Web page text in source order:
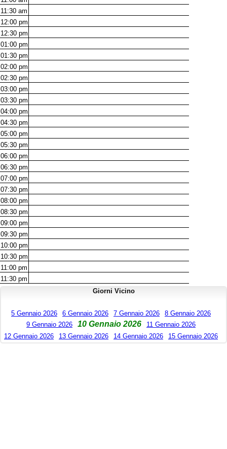
11:30 am
12:00 pm
12:30 pm
01:00 pm
01:30 pm
02:00 pm
02:30 pm
03:00 pm
03:30 pm
04:00 pm
04:30 pm
05:00 pm
05:30 pm
06:00 pm
06:30 pm
07:00 pm
07:30 pm
08:00 pm
08:30 pm
09:00 pm
09:30 pm
10:00 pm
10:30 pm
11:00 pm
11:30 pm
Giorni Vicino
5 Gennaio 2026 6 Gennaio 2026 7 Gennaio 2026
8 Gennaio 2026
9 Gennaio 2026
10 Gennaio 2026
11 Gennaio 2026
12 Gennaio 2026
13 Gennaio 2026 14 Gennaio 2026 15 Gennaio 2026